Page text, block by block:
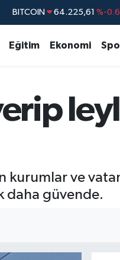
DOLAR 47,6704
BİST100 %70
BITCOIN 64.225,61 %-
Eğitim Ekonomi
kurumlar ve
daha güvende.